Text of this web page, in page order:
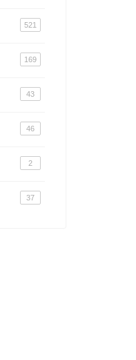
521
169
43
46
2
37